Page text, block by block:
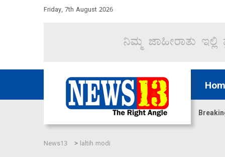
Friday, 7th August 2026
ಬಿಕ್ಕಟ್ಟಿನ ವೇಳೆ ಹಾರ್ಮುಜ್ ಜಲಸಂಧಿ
News13 > laltih modi